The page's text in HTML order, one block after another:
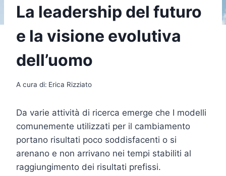
La leadership del futuro
e la visione evolutiva
dell’uomo
A cura di: Erica Rizziato
Da varie attività di ricerca emerge che I modelli
comunemente utilizzati per il cambiamento
portano risultati poco soddisfacenti o si
arenano e non arrivano nei tempi stabiliti al
raggiungimento dei risultati prefissi.